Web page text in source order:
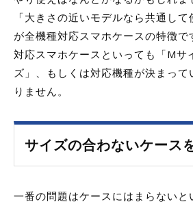
「大きさの近いモデルなら共通し
が全機種対応スマホケースの特徴
対応スマホケースといっても「Mサ
ズ」、もしくは対応機種が決まって
りません。
サイズの合わないケース
一番の問題はケースにはまらないと